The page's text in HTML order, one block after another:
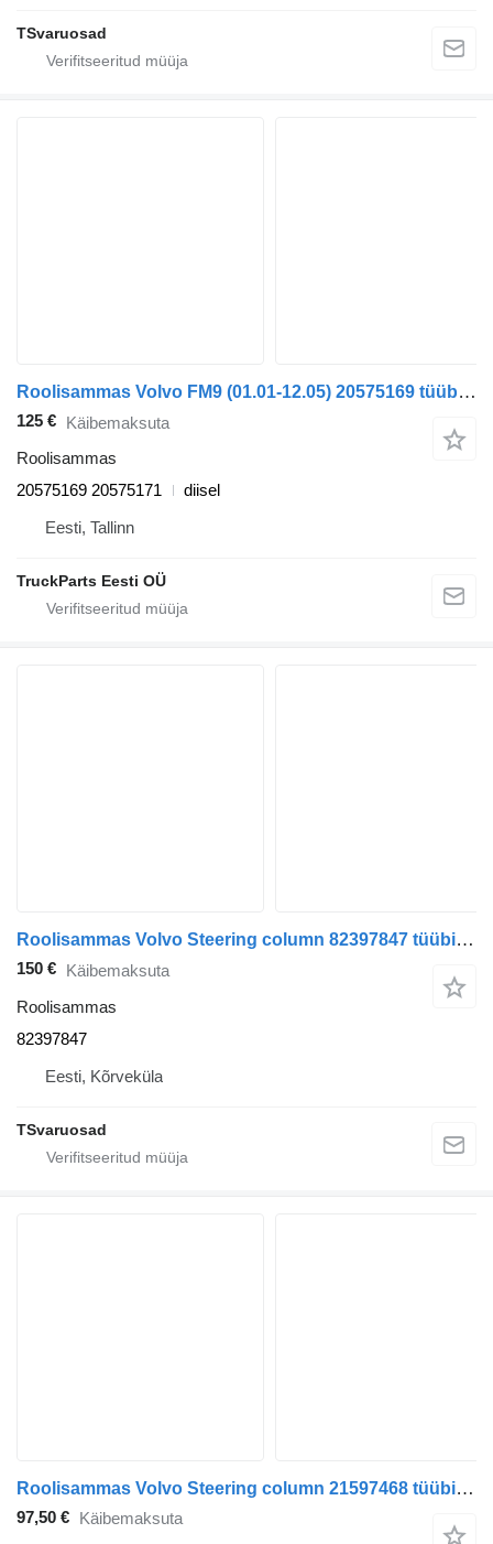
TSvaruosad
Roolisammas Volvo FM9 (01.01-12.05) 20575169 tüübi jaoks sadulveoki Volvo FM7-FM12, FM, FMX (1998-2014)
125 € Käibemaksuta
Roolisammas
20575169 20575171
diisel
Eesti, Tallinn
TruckParts Eesti OÜ
Roolisammas Volvo Steering column 82397847 tüübi jaoks sadulveoki Volvo
150 € Käibemaksuta
Roolisammas
82397847
Eesti, Kõrveküla
TSvaruosad
Roolisammas Volvo Steering column 21597468 tüübi jaoks sadulveoki Volvo FH-440
97,50 € Käibemaksuta